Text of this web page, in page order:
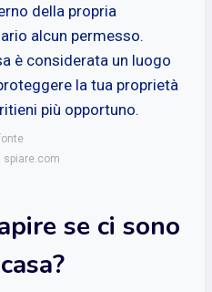
della propria
alcun permesso.
è considerata un luogo
la tua proprietà
più opportuno.
se ci sono